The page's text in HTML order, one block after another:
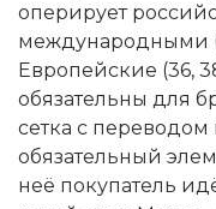
оперирует
международными
Европейские (36,
обязательны для
сетка с
обязательный
неё покупатель